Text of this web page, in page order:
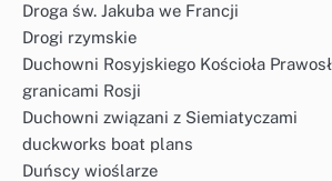
Droga św. Jakuba we Francji
Drogi rzymskie
Duchowni Rosyjskiego Kościoła
granicami Rosji
Duchowni związani z Siemiatyczami
duckworks boat plans
Duńscy wioślarze